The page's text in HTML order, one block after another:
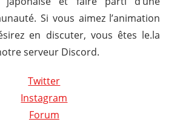
Si vous aimez l’animation
en discuter, vous êtes le.la
serveur Discord.
Twitter
Instagram
Forum